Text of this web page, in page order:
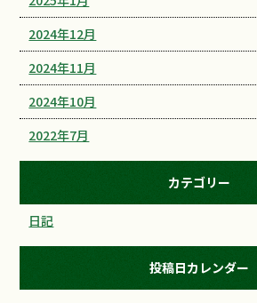
2024年12月
2024年11月
2024年10月
2022年7月
カテゴリー
日記
投稿日カレンダー